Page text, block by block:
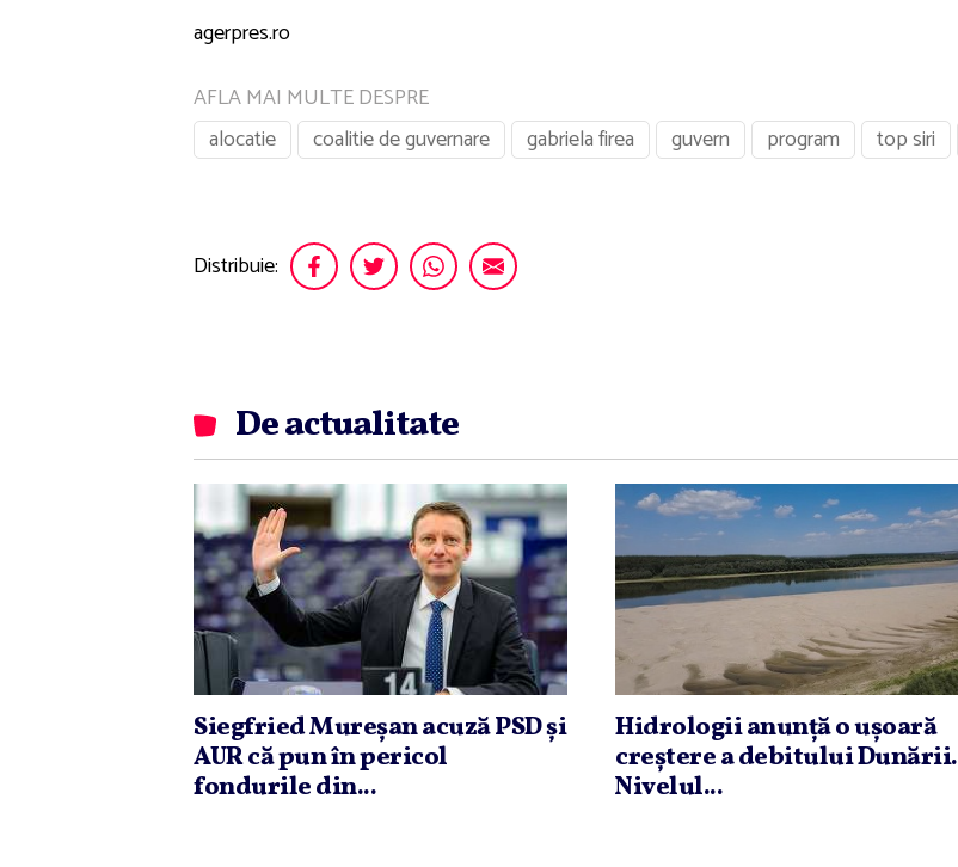
agerpres.ro
AFLA MAI MULTE DESPRE
alocatie
coalitie de guvernare gabriela firea guvern program top siri
Distribuie:
De actualitate
Siegfried Mureşan acuză PSD şi
AUR că pun în pericol
fondurile din...
Hidrologii anunţă o uşoară
creştere a debitului Dunării.
Nivelul...